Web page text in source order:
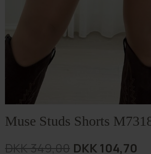
Muse Studs Shorts
DKK 349,00 DKK 104,70